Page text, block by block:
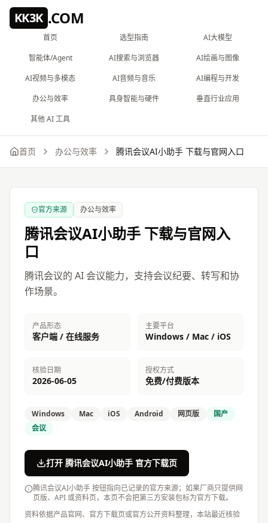
跳到主要内容
KK3K .COM
首页 选型指南
AI大模型
智能体/Agent
AI搜索与浏览器
AI绘画与图像
AI视频与多模态
AI音频与音乐
AI编程与开发
办公与效率
具身智能与硬件
垂直行业应用
其他 AI 工具
首页 办公与效率 腾讯会议AI小助手 下载与官网入口
官方来源 办公与效率
腾讯会议AI小助手 下载与官网入
口
腾讯会议的 AI 会议能力，支持会议纪要、转写和协
作场景。
产品形态
客户端 / 在线服务
主要平台
Windows / Mac / iOS
核验日期
2026-06-05
授权方式
免费/付费版本
Windows Mac iOS Android 网页版
国产
会议
打开 腾讯会议AI小助手 官方下载页
腾讯会议AI小助手 按钮指向已记录的官方来源；如果厂商只提供网
页版、API 或资料页，本页不会把第三方安装包标为官方下载。
资料依据产品官网、官方下载页或官方公开资料整理，本站最近核验